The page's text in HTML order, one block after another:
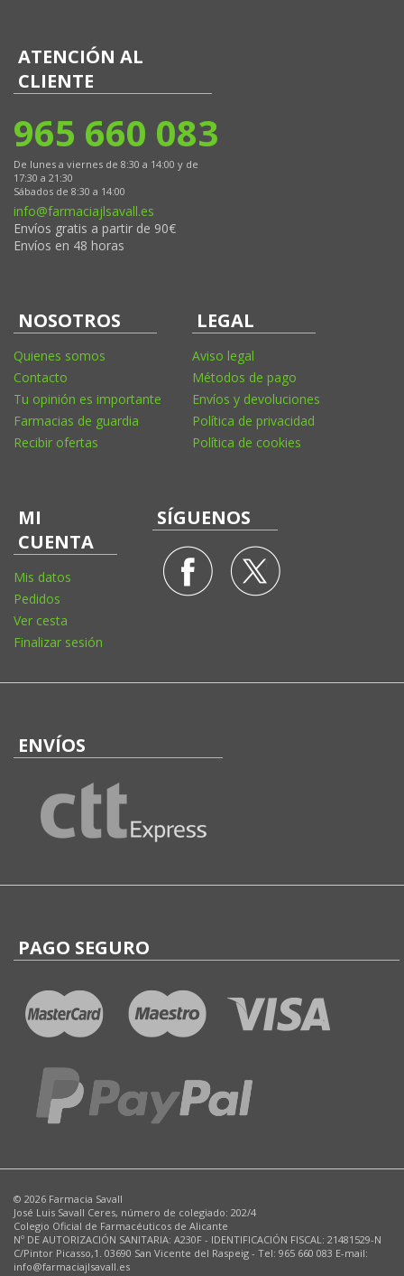
ATENCIÓN AL
CLIENTE
965 660 083
De lunes a viernes de 8:30 a 14:00 y de
17:30 a 21:30
Sábados de 8:30 a 14:00
info@farmaciajlsavall.es
Envíos gratis a partir de 90€
Envíos en 48 horas
NOSOTROS
Quienes somos
Contacto
Tu opinión es importante
Farmacias de guardia
Recibir ofertas
LEGAL
Aviso legal
Métodos de pago
Envíos y devoluciones
Política de privacidad
Política de cookies
MI
CUENTA
Mis datos
Pedidos
Ver cesta
Finalizar sesión
SÍGUENOS
ENVÍOS
PAGO SEGURO
© 2026 Farmacia Savall
José Luis Savall Ceres, número de colegiado: 202/4
Colegio Oficial de Farmacéuticos de Alicante
Nº DE AUTORIZACIÓN SANITARIA: A230F - IDENTIFICACIÓN FISCAL: 21481529-N
C/Pintor Picasso,1. 03690 San Vicente del Raspeig - Tel: 965 660 083 E-mail:
info@farmaciajlsavall.es